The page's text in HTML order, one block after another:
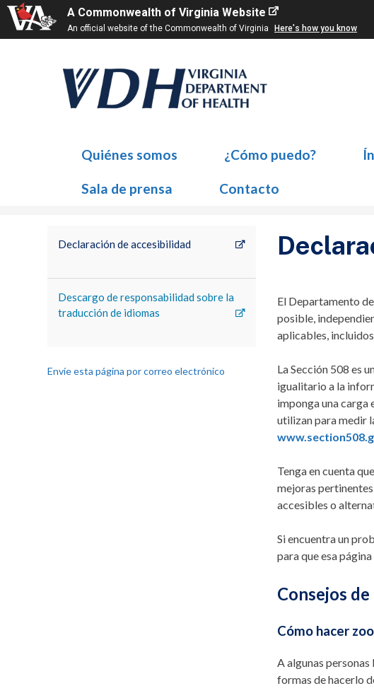
A Commonwealth of Virginia Website
An official website of the Commonwealth of Virginia Here's how you know
Quiénes somos ¿Cómo puedo?
Sala de prensa Contacto
Declaración de accesibilidad
Descargo de responsabilidad sobre la
traducción de idiomas
Envíe esta página por correo electrónico
El Departamento
posible,
aplicables,
La Sección 508 es
igualitario a la
imponga una carga
utilizan para medir
Tenga en cuenta
mejoras
accesibles o
Si encuentra un
para que esa
Consejos
Cómo hacer
A algunas
formas de hacerlo